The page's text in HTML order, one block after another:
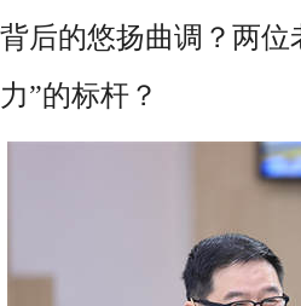
背后的悠扬曲调？两
力”的标杆？